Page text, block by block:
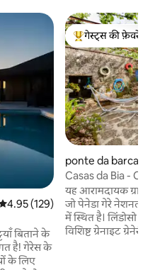
रेटिंग 5 में से 4.95, 129 समीक्षाएँ
4.95 (129)
बिताने के
है! गेरेस के
के लिए
गेस्ट्स का टॉप फ़ेवरेट
गेस्ट्स की फ़ेवरेट
ponte da barca में
Casas da Bia -
यह आरामदायक
जो पेनेडा गेरे नेशनल
में स्थित है। लिंडोसो
विशिष्ट ग्रेनाइट